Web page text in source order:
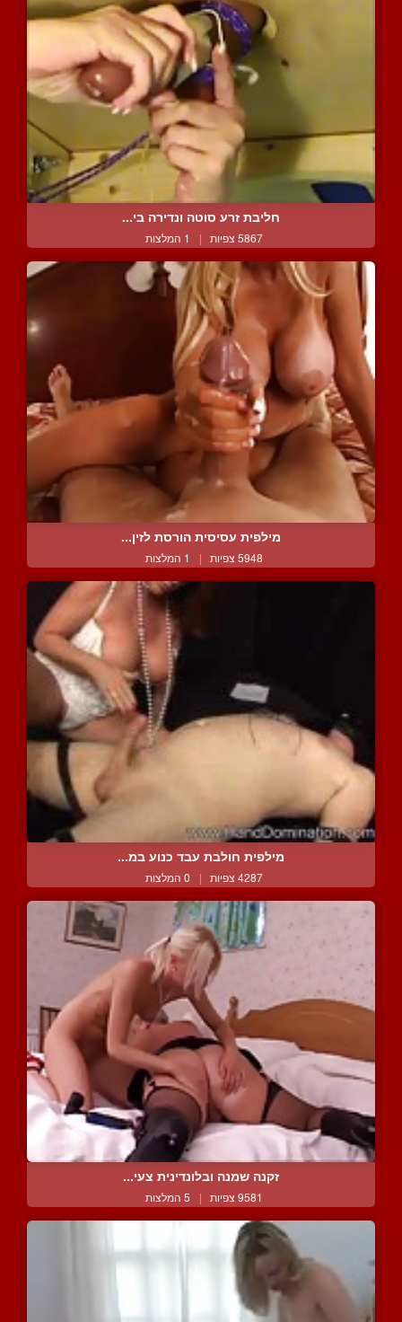
חליבת זרע סוטה ונדירה בי...
5867 צפיות | 1 המלצות
מילפית עסיסית הורסת לזין...
5948 צפיות | 1 המלצות
מילפית חולבת עבד כנוע במ...
4287 צפיות | 0 המלצות
זקנה שמנה ובלונדינית צעי...
9581 צפיות | 5 המלצות